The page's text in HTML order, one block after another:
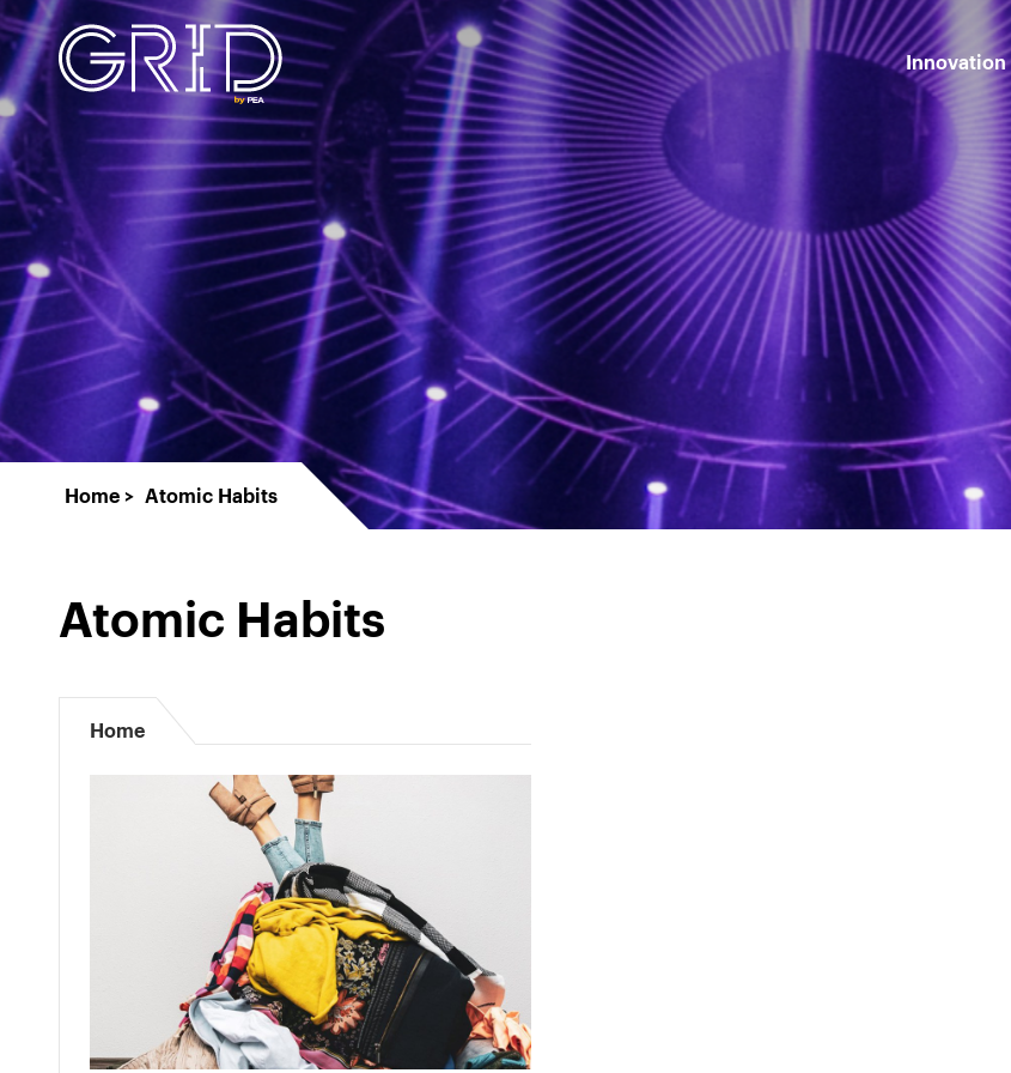
Innovation
Home Atomic Habits
Atomic Habits
Home